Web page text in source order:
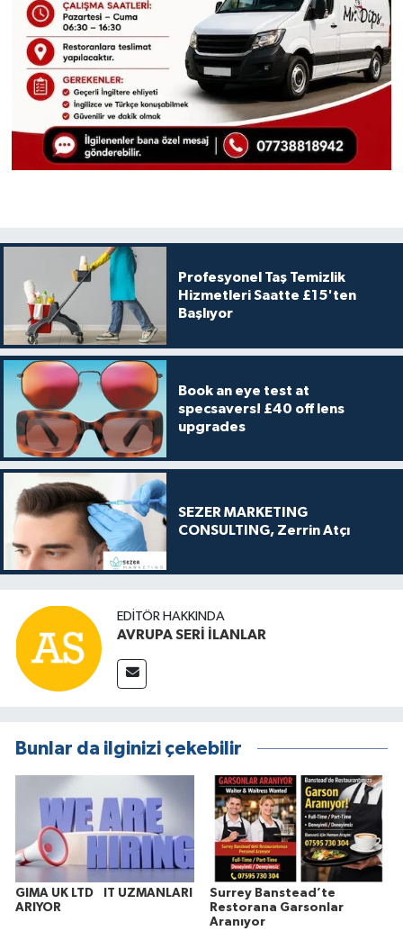
Profesyonel Taş Temizlik
Hizmetleri Saatte £15'ten
Başlıyor
Book an eye test at
specsavers! £40 off lens
upgrades
SEZER MARKETING
CONSULTING, Zerrin Atçı
EDITÖR HAKKINDA
AVRUPA SERİ İLANLAR
Bunlar da ilginizi çekebilir
GIMA UK LTD IT UZMANLARI
ARIYOR
Surrey Banstead’te
Restorana Garsonlar
Aranıyor